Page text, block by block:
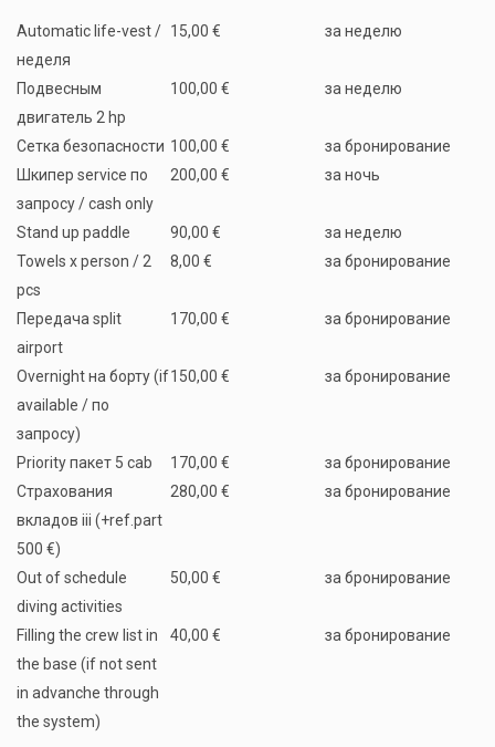
Automatic life-vest /
неделя
15,00 € за неделю
Подвесным
двигатель 2 hp
100,00 € за неделю
Сетка безопасности 100,00 €
за бронирование
Шкипер service по
запросу / cash only
200,00 € за ночь
Stand up paddle 90,00 €
за неделю
Towels x person / 2
pcs
8,00 € за бронирование
Передача split
airport
170,00 € за бронирование
Overnight на борту (if
available / по
запросу)
150,00 € за бронирование
Priority пакет 5 cab 170,00 €
за бронирование
Страхования
вкладов iii (+ref.part
500 €)
280,00 € за бронирование
Out of schedule
diving activities
50,00 € за бронирование
Filling the crew list in
the base (if not sent
in advanche through
the system)
40,00 € за бронирование